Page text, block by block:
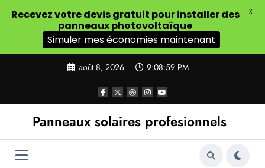
août 8, 2026 9:09:01 PM
Panneaux solaires profesionnels
Recevez votre devis gratuit pour installer des
panneaux photovoltaïque
Simuler mes économies maintenant
X